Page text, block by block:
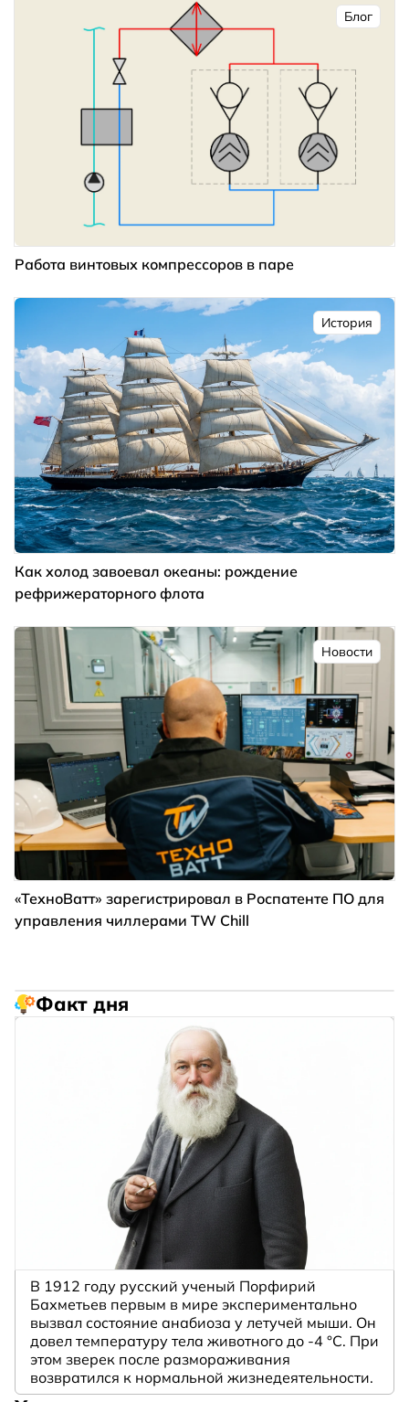
Блог
Работа винтовых компрессоров в паре
История
Как холод завоевал океаны: рождение
рефрижераторного флота
Новости
«ТехноВатт» зарегистрировал в Роспатенте ПО для
управления чиллерами TW Chill
Факт дня
В 1912 году русский ученый Порфирий
Бахметьев первым в мире экспериментально
вызвал состояние анабиоза у летучей мыши. Он
довел температуру тела животного до -4 °C. При
этом зверек после размораживания
возвратился к нормальной жизнедеятельности.